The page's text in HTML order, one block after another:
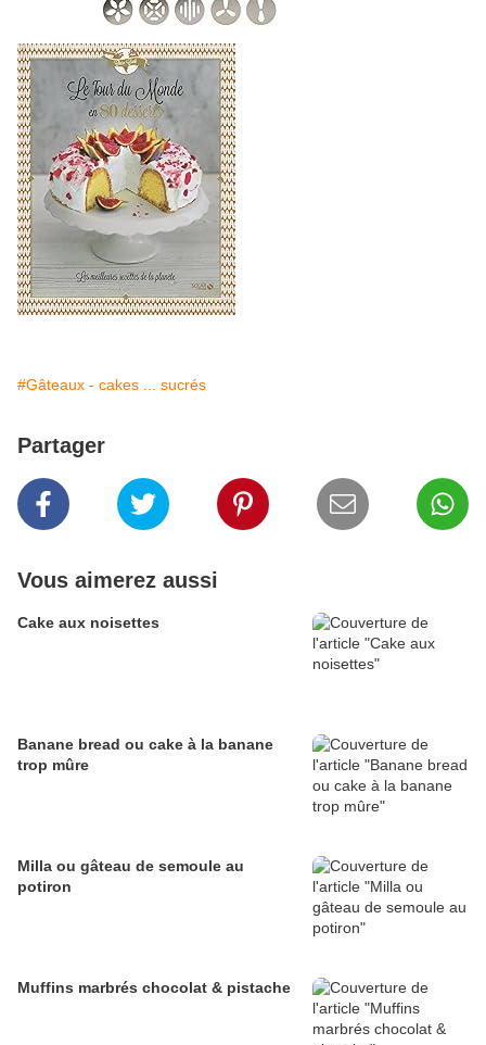
#Gâteaux - cakes ... sucrés
Partager
Vous aimerez aussi
Cake aux noisettes
Banane bread ou cake à la banane
trop mûre
Milla ou gâteau de semoule au
potiron
Muffins marbrés chocolat & pistache